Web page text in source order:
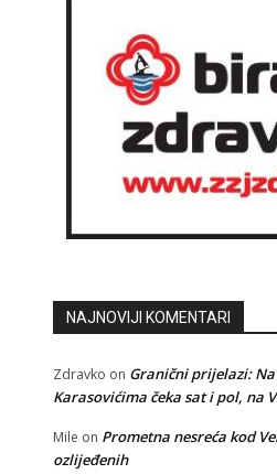
NAJNOVIJI KOMENTARI
Zdravko on Granični prijelazi: Na
Karasovićima čeka sat i pol, na
Mile on Prometna nesreća kod
ozlijeđenih